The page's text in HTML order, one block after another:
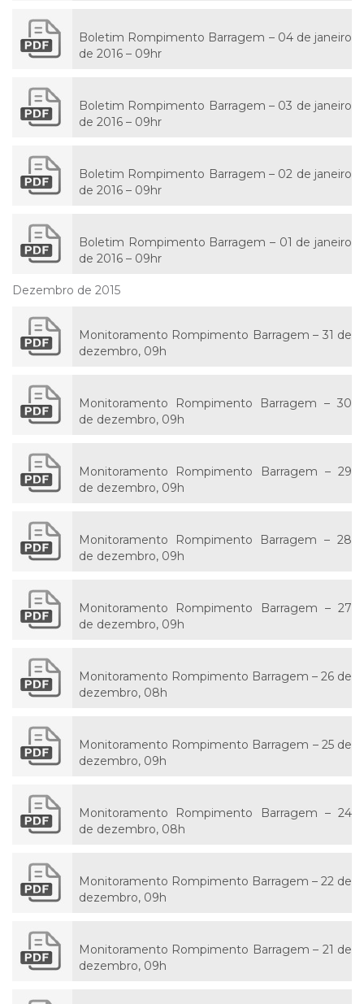
Boletim Rompimento Barragem – 04 de janeiro
de 2016 – 09hr
Boletim Rompimento Barragem – 03 de janeiro
de 2016 – 09hr
Boletim Rompimento Barragem – 02 de janeiro
de 2016 – 09hr
Boletim Rompimento Barragem – 01 de janeiro
de 2016 – 09hr
Dezembro de 2015
Monitoramento Rompimento Barragem – 31 de
dezembro, 09h
Monitoramento Rompimento Barragem – 30
de dezembro, 09h
Monitoramento Rompimento Barragem – 29
de dezembro, 09h
Monitoramento Rompimento Barragem – 28
de dezembro, 09h
Monitoramento Rompimento Barragem – 27
de dezembro, 09h
Monitoramento Rompimento Barragem – 26 de
dezembro, 08h
Monitoramento Rompimento Barragem – 25 de
dezembro, 09h
Monitoramento Rompimento Barragem – 24
de dezembro, 08h
Monitoramento Rompimento Barragem – 22 de
dezembro, 09h
Monitoramento Rompimento Barragem – 21 de
dezembro, 09h